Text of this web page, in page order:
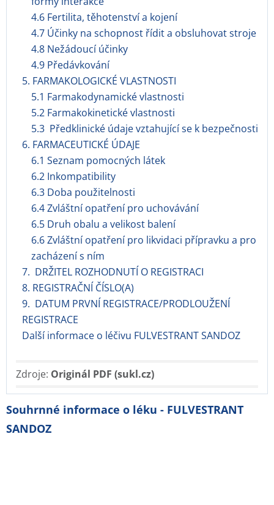
4.6 Fertilita, těhotenství a kojení
4.7 Účinky na schopnost řídit a obsluhovat stroje
4.8 Nežádoucí účinky
4.9 Předávkování
5. FARMAKOLOGICKÉ VLASTNOSTI
5.1 Farmakodynamické vlastnosti
5.2 Farmakokinetické vlastnosti
5.3 Předklinické údaje vztahující se k bezpečnosti
6. FARMACEUTICKÉ ÚDAJE
6.1 Seznam pomocných látek
6.2 Inkompatibility
6.3 Doba použitelnosti
6.4 Zvláštní opatření pro uchovávání
6.5 Druh obalu a velikost balení
6.6 Zvláštní opatření pro likvidaci přípravku a pro
zacházení s ním
7. DRŽITEL ROZHODNUTÍ O REGISTRACI
8. REGISTRAČNÍ ČÍSLO(A)
9. DATUM PRVNÍ REGISTRACE/PRODLOUŽENÍ
REGISTRACE
Další informace o léčivu FULVESTRANT SANDOZ
Zdroje: Originál PDF (sukl.cz)
Souhrnné informace o léku - FULVESTRANT
SANDOZ